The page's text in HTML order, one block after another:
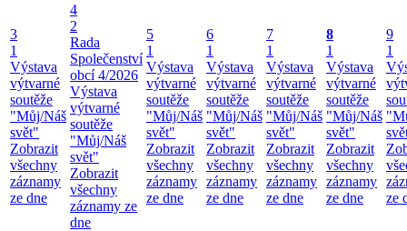
3
1
Výstava
výtvarné
soutěže
"Můj/Náš
svět"
Zobrazit
všechny
záznamy
ze dne
4
2
Rada
Společenství
obcí 4/2026
Výstava
výtvarné
soutěže
"Můj/Náš
svět"
Zobrazit
všechny
záznamy ze
dne
5
1
Výstava
výtvarné
soutěže
"Můj/Náš
svět"
Zobrazit
všechny
záznamy
ze dne
6
1
Výstava
výtvarné
soutěže
"Můj/Náš
svět"
Zobrazit
všechny
záznamy
ze dne
7
1
Výstava
výtvarné
soutěže
"Můj/Náš
svět"
Zobrazit
všechny
záznamy
ze dne
8
1
Výstava
výtvarné
soutěže
"Můj/Náš
svět"
Zobrazit
všechny
záznamy
ze dne
9
1
ze